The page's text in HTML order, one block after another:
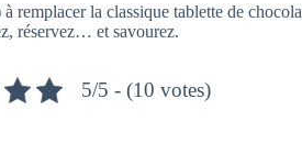
remplacer la classique tablette de
réservez… et savourez.
5/5 - (10 votes)